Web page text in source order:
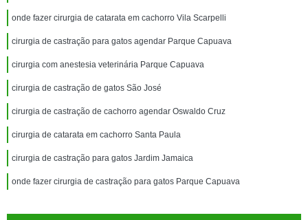
onde fazer cirurgia de catarata em cachorro Vila Scarpelli
cirurgia de castração para gatos agendar Parque Capuava
cirurgia com anestesia veterinária Parque Capuava
cirurgia de castração de gatos São José
cirurgia de castração de cachorro agendar Oswaldo Cruz
cirurgia de catarata em cachorro Santa Paula
cirurgia de castração para gatos Jardim Jamaica
onde fazer cirurgia de castração para gatos Parque Capuava